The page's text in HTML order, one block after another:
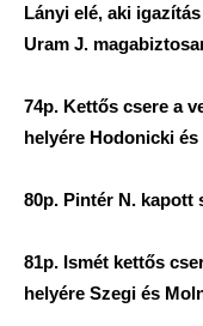
Lányi elé, aki
Uram J.
74p. Kettős csere a
helyére Hodonicki
80p. Pintér N. kapott
81p. Ismét kettős
helyére Szegi és